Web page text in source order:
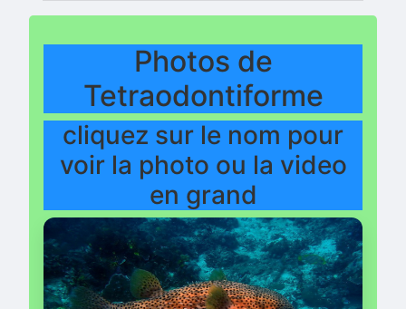
Photos de
Tetraodontiforme
cliquez sur le nom pour
voir la photo ou la video
en grand